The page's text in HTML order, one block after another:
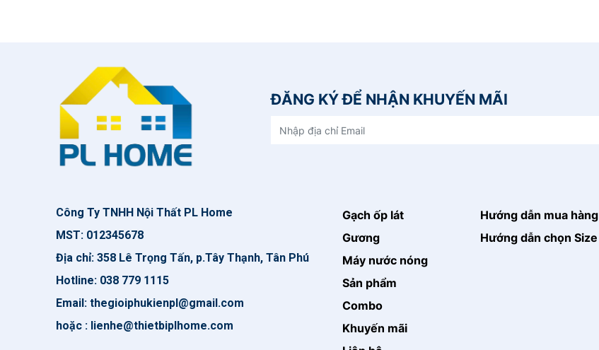
ĐĂNG KÝ ĐỂ NHẬN KHUYẾN MÃI
Công Ty TNHH Nội Thất PL Home
MST: 012345678
Địa chỉ: 358 Lê Trọng Tấn, p.Tây Thạnh, Tân Phú
Hotline: 038 779 1115
Email: thegioiphukienpl@gmail.com
hoặc : lienhe@thietbiplhome.com
Gạch ốp lát
Gương
Máy nước nóng
Sản phẩm
Combo
Khuyến mãi
Hướng dẫn mua hàng
Hướng dẫn chọn Size